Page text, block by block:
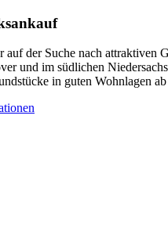
auf der Suche nach attraktiven
und im südlichen
in guten Wohnlagen ab